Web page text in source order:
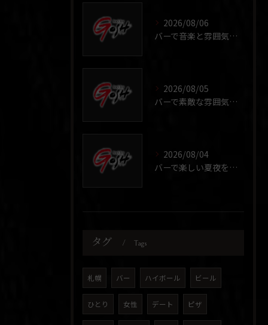
2026/08/06
バーで音楽と雰囲気を味わう！週末のおすすめ札幌市中央区すすきのガイド
2026/08/05
バーで素敵な雰囲気を極める！札幌すすきので音楽やレコードCDも楽しめる落ち着く夜の楽しみ方
2026/08/04
バーで楽しい夏夜を過ごす！北海道札幌市中央区すすきの音楽とレコードCD体験入門
タグ Tags
札幌 バー ハイボール ビール
ひとり 女性 デート ピザ